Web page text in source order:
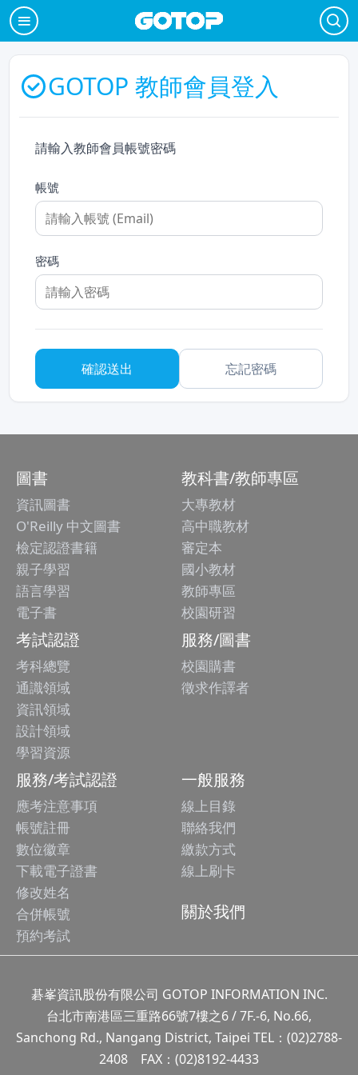
GOTOP 教師會員登入
請輸入教師會員帳號密碼
帳號
密碼
忘記密碼
圖書
資訊圖書
O'Reilly 中文圖書
檢定認證書籍
親子學習
語言學習
電子書
教科書/教師專區
大專教材
高中職教材
審定本
國小教材
教師專區
校園研習
考試認證
考科總覽
通識領域
資訊領域
設計領域
學習資源
服務/圖書
校園購書
徵求作譯者
服務/考試認證
應考注意事項
帳號註冊
數位徽章
下載電子證書
修改姓名
合併帳號
預約考試
一般服務
線上目錄
聯絡我們
繳款方式
線上刷卡
關於我們
碁峯資訊股份有限公司 GOTOP INFORMATION INC.
台北市南港區三重路66號7樓之6 / 7F.-6, No.66,
Sanchong Rd., Nangang District, Taipei TEL：(02)2788-
2408 FAX：(02)8192-4433